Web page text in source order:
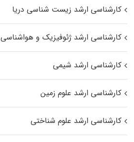
کارشناسی ارشد زیست‌ شناسی دریا
کارشناسی ارشد ژئوفیزیک و هواشناسی
کارشناسی ارشد شیمی
کارشناسی ارشد علوم زمین
کارشناسی ارشد علوم شناختی